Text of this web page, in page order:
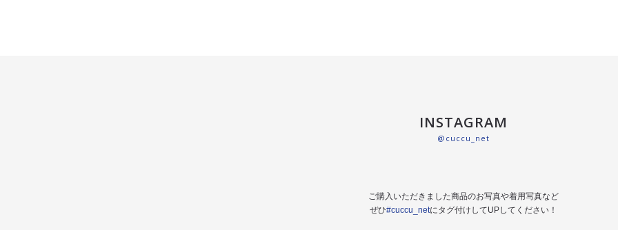
INSTAGRAM
@cuccu_net
ご購入いただきました商品のお写真や着用写真など
ぜひ#cuccu_netにタグ付けしてUPしてください！